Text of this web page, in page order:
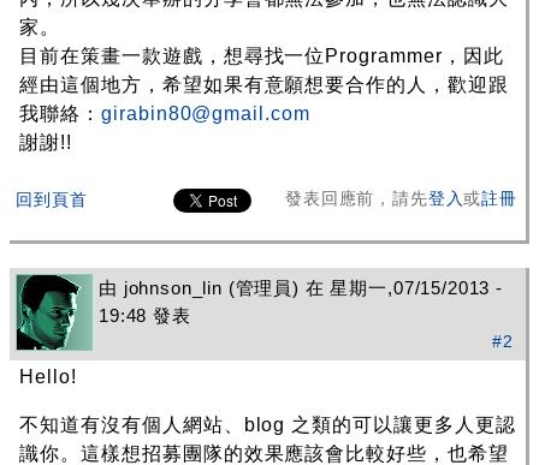
家。
目前在策畫一款遊戲，想尋找一位Programmer，因此
經由這個地方，希望如果有意願想要合作的人，歡迎跟
我聯絡： girabin80@gmail.com
謝謝!!
回到頁首 發表回應前，請先登入或註冊
由 johnson_lin (管理員) 在 星期一,07/15/2013 -
19:48 發表
#2
Hello!
不知道有沒有個人網站、blog 之類的可以讓更多人更認
識你。這樣想招募團隊的效果應該會比較好些，也希望